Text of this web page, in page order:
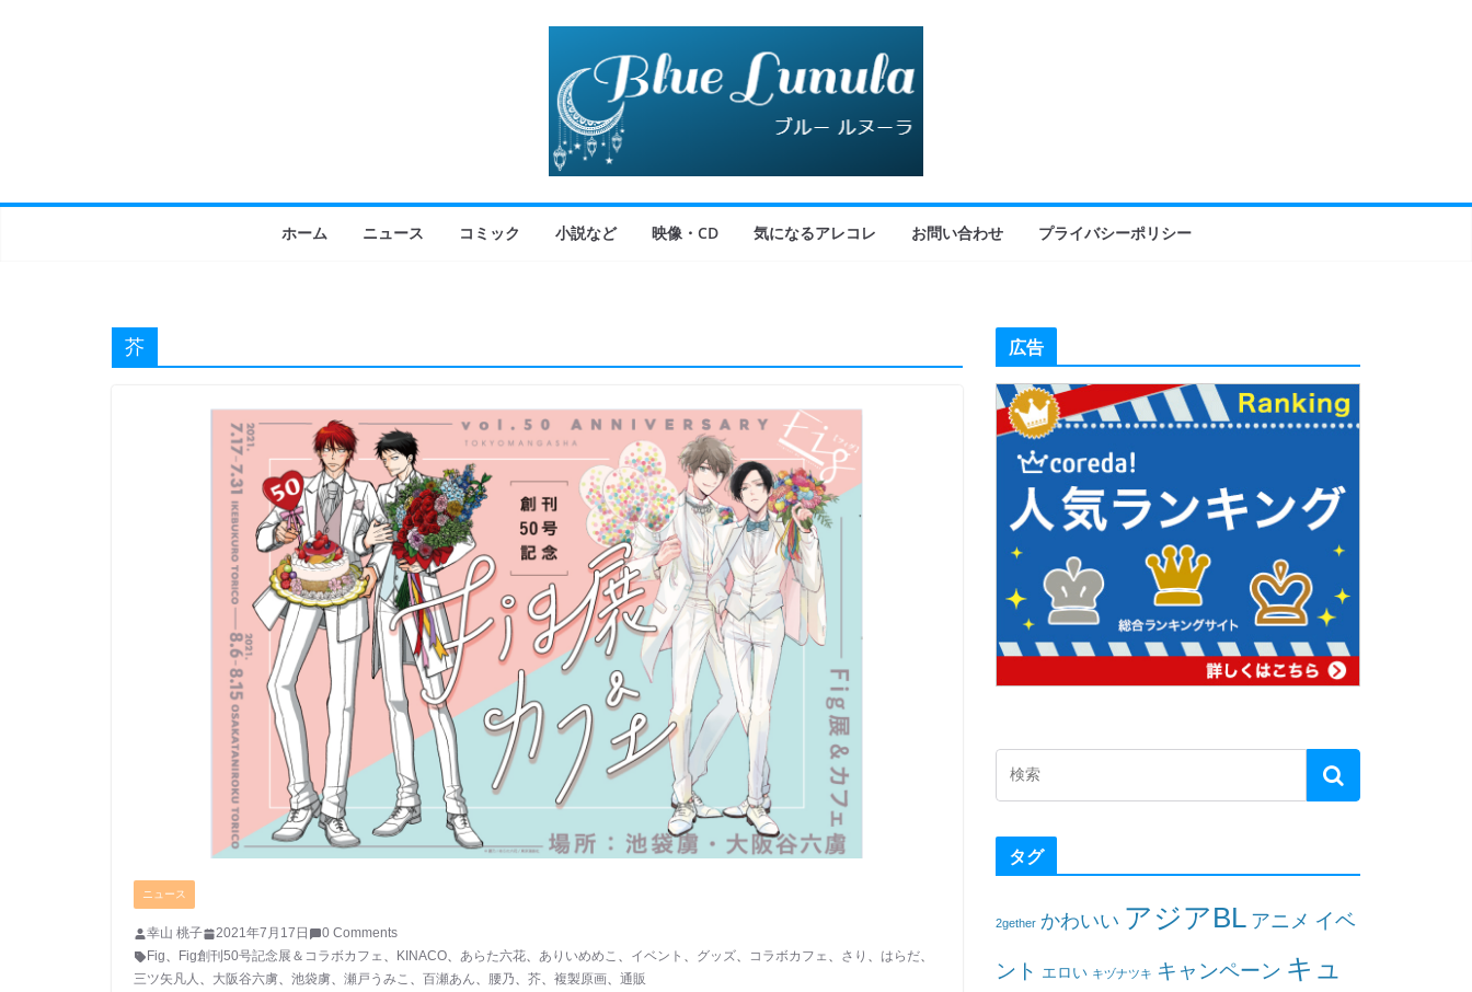
ホーム ニュース コミック 小説など 映像・CD 気になるアレコレ お問い合わせ プライバシーポリシー
芥
ニュース
幸山 桃子 2021年7月17日
0 Comments
Fig、 Fig創刊50号記念展＆コラボカフェ、 KINACO、 あらた六花、 ありいめめこ 、 イベント 、 グッズ、 コラボカフェ、 さり 、 はらだ、
三ツ矢凡人 、 大阪谷六虜、 池袋虜、 瀬戸うみこ 、 百瀬あん、 腰乃、 芥、 複製原画、 通販
広告
タグ
2gether かわいい アジアBL アニメ イベ
ント エロい キヅナツキ キャンペーン キュ